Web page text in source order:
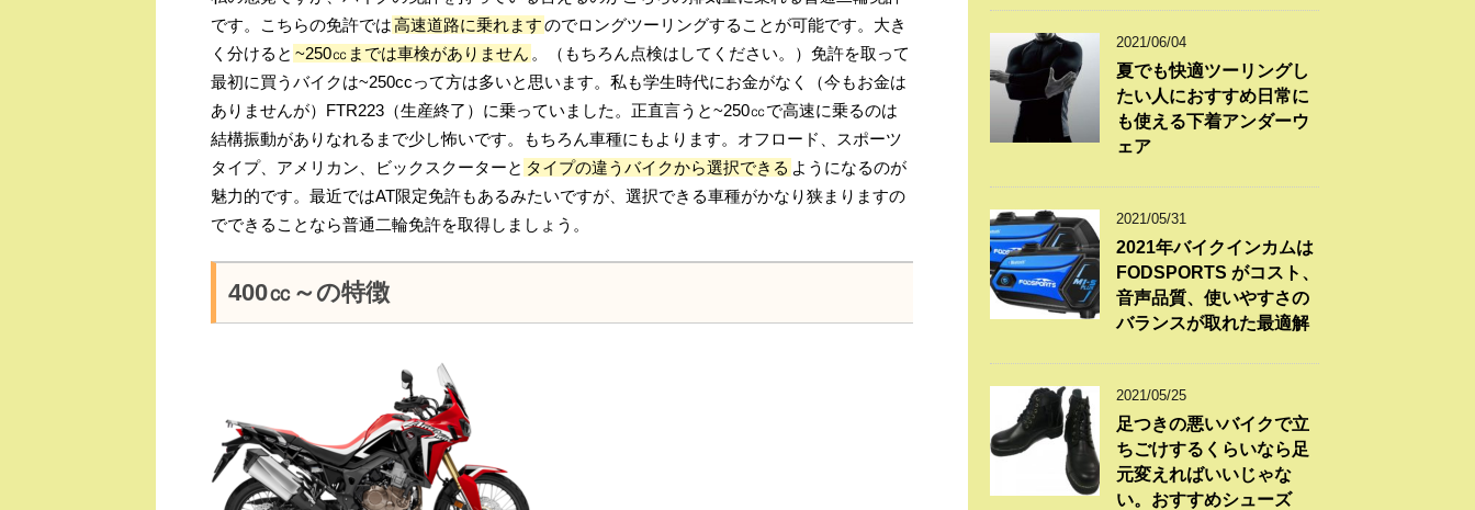
です。こちらの免許では高速道路に乗れますのでロングツーリングすることが可能です。大き
く分けると ~250㏄までは車検がありません 。（もちろん点検はしてください。）免許を取って
最初に買うバイクは~250ccって方は多いと思います。私も学生時代にお金がなく（今もお金は
ありませんが）FTR223（生産終了）に乗っていました。正直言うと~250㏄で高速に乗るのは
結構振動がありなれるまで少し怖いです。もちろん車種にもよります。オフロード、スポーツ
タイプ、アメリカン、ビックスクーターと タイプの違うバイクから選択できる ようになるのが
魅力的です。最近ではAT限定免許もあるみたいですが、選択できる車種がかなり狭まりますの
でできることなら普通二輪免許を取得しましょう。
400㏄～の特徴
2021/06/04
夏でも快適ツーリングし
たい人におすすめ日常に
も使える下着アンダーウ
ェア
2021/05/31
2021年バイクインカムは
FODSPORTS がコスト、
音声品質、使いやすさの
バランスが取れた最適解
2021/05/25
足つきの悪いバイクで立
ちごけするくらいなら足
元変えればいいじゃな
い。おすすめシューズ